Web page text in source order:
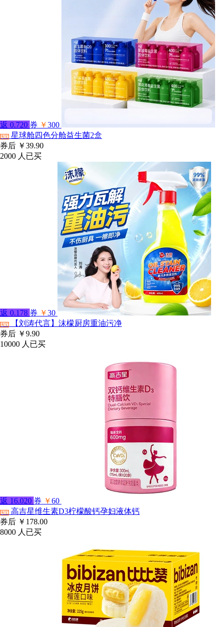
返 0.720 券 ￥300
淘宝 星球舱四色分舱益生菌2盒
券后 ￥39.90
2000 人已买
返 0.178 券 ￥30
淘宝
【刘涛代言】沫檬厨房重油污净
券后 ￥9.90
10000 人已买
返 16.020 券 ￥60
淘宝 高吉星维生素D3柠檬酸钙孕妇液体钙
券后 ￥178.00
8000 人已买